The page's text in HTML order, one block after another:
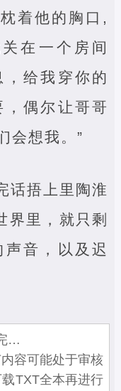
着他的胸口,
在一个房间
给我穿你的
偶尔让哥哥
会想我。”
话捂上里陶淮
界里，就只剩
音，以及迟
…
容可能处于审核
TXT全本再进行